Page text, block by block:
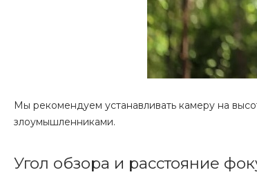
Мы рекомендуем устанавливать камеру на
злоумышленниками.
Угол обзора и расстояние